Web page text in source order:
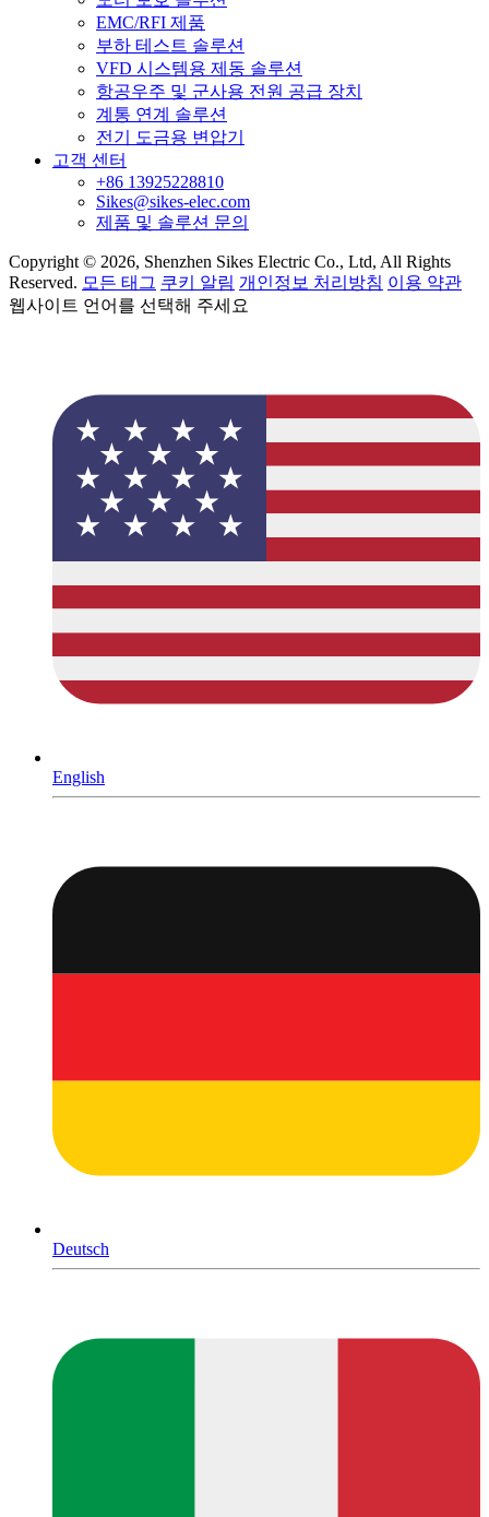
EMC/RFI 제품
부하 테스트 솔루션
VFD 시스템용 제동 솔루션
항공우주 및 군사용 전원 공급 장치
계통 연계 솔루션
전기 도금용 변압기
고객 센터
+86 13925228810
Sikes@sikes-elec.com
제품 및 솔루션 문의
Copyright © 2026, Shenzhen Sikes Electric Co., Ltd, All Rights
Reserved. 모든 태그 쿠키 알림 개인정보 처리방침 이용 약관
웹사이트 언어를 선택해 주세요
English
Deutsch